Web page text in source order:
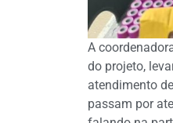
A
do projeto,
atendimento
passam por